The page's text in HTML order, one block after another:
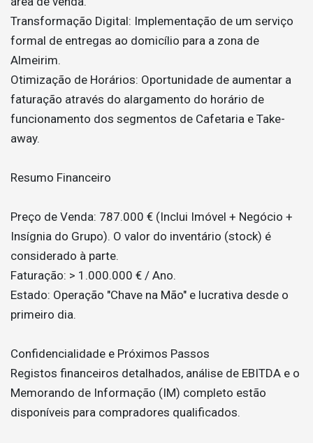
Transformação Digital: Implementação de um serviço
formal de entregas ao domicílio para a zona de
Almeirim.
Otimização de Horários: Oportunidade de aumentar a
faturação através do alargamento do horário de
funcionamento dos segmentos de Cafetaria e Take-
away.
Resumo Financeiro
Preço de Venda: 787.000 € (Inclui Imóvel + Negócio +
Insígnia do Grupo). O valor do inventário (stock) é
considerado à parte.
Faturação: > 1.000.000 € / Ano.
Estado: Operação "Chave na Mão" e lucrativa desde o
primeiro dia.
Confidencialidade e Próximos Passos
Registos financeiros detalhados, análise de EBITDA e o
Memorando de Informação (IM) completo estão
disponíveis para compradores qualificados.